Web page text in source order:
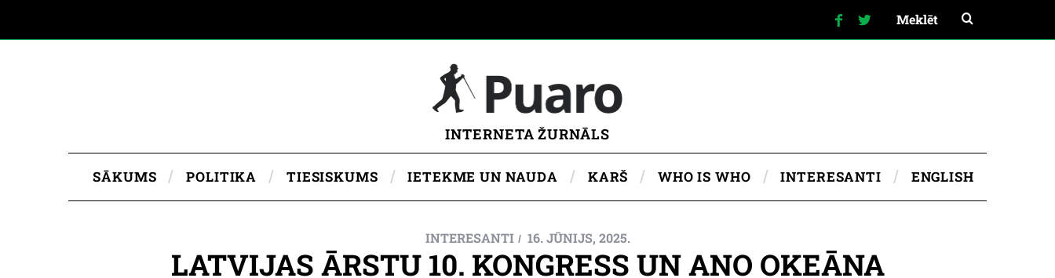
INTERNETA ŽURNĀLS
SĀKUMS POLITIKA TIESISKUMS IETEKME UN NAUDA KARŠ WHO IS WHO INTERESANTI ENGLISH
INTERESANTI 16. JŪNIJS, 2025.
LATVIJAS ĀRSTU 10. KONGRESS UN ANO OKEĀNA